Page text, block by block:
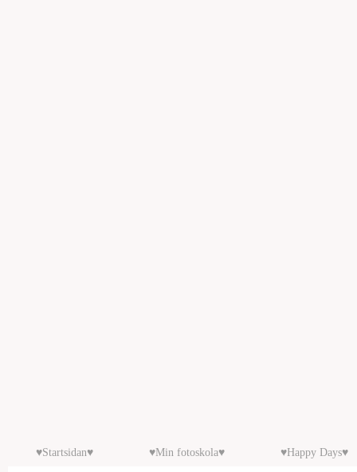
♥Startsidan♥ ♥Min fotoskola♥ ♥Happy Days♥